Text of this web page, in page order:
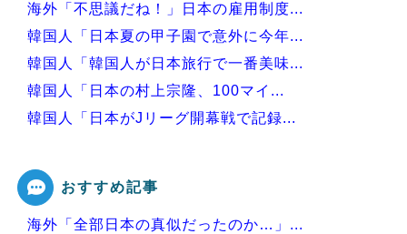
海外「不思議だね！」日本の雇用制度...
韓国人「日本夏の甲子園で意外に今年...
韓国人「韓国人が日本旅行で一番美味...
韓国人「日本の村上宗隆、100マイ...
韓国人「日本がJリーグ開幕戦で記録...
おすすめ記事
海外「全部日本の真似だったのか…」...